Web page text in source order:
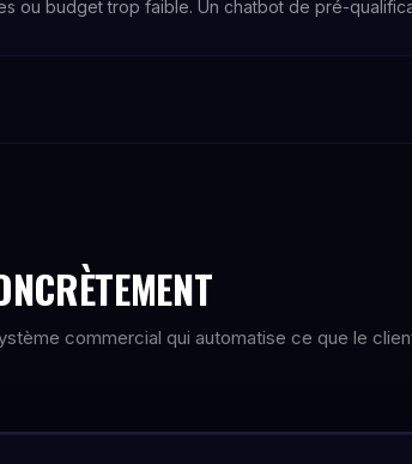
ou budget trop faible. Un chatbot de pré-
commercial qui automatise ce que le